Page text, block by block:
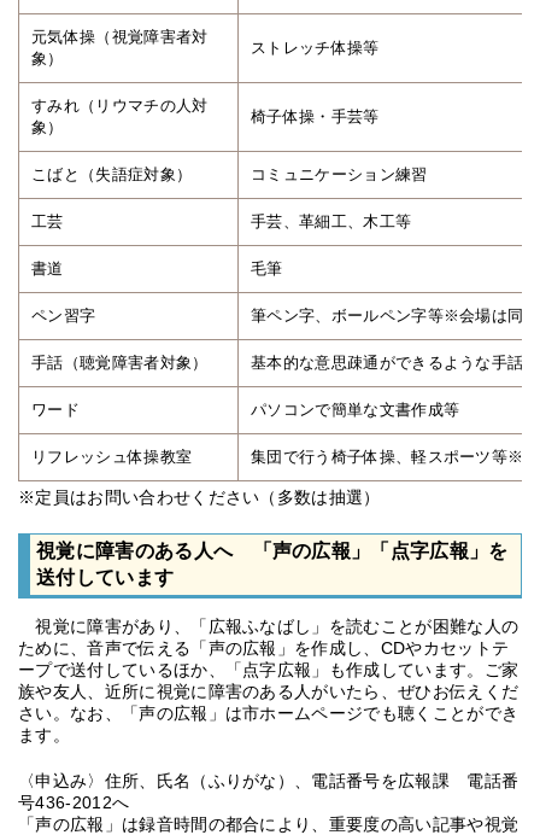
元気体操（視覚障害者対
象）
ストレッチ体操等
すみれ（リウマチの人対
象）
椅子体操・手芸等
こばと（失語症対象） コミュニケーション練習
工芸 手芸、革細工、木工等
書道 毛筆
ペン習字 筆ペン字、ボールペン字等※会場は同
手話（聴覚障害者対象） 基本的な意思疎通ができるような手話
ワード パソコンで簡単な文書作成等
リフレッシュ体操教室 集団で行う椅子体操、軽スポーツ等※
※定員はお問い合わせください（多数は抽選）
視覚に障害のある人へ 「声の広報」「点字広報」を
送付しています
視覚に障害があり、「広報ふなばし」を読むことが困難な人の
ために、音声で伝える「声の広報」を作成し、CDやカセットテ
ープで送付しているほか、「点字広報」も作成しています。ご家
族や友人、近所に視覚に障害のある人がいたら、ぜひお伝えくだ
さい。なお、「声の広報」は市ホームページでも聴くことができ
ます。
〈申込み〉住所、氏名（ふりがな）、電話番号を広報課 電話番
号436-2012へ
「声の広報」は録音時間の都合により、重要度の高い記事や視覚